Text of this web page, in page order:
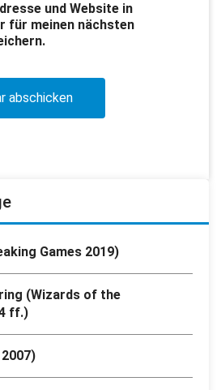
und Website in
für meinen nächsten
Games 2019)
(Wizards of the
ff.)